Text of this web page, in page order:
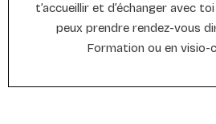
t’accueillir et d’échanger avec
peux prendre rendez-vous
Formation ou en visio-